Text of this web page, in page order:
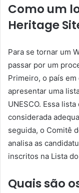
Como um
Heritage
Para se tornar um
passar por um
Primeiro, o país
apresentar uma
UNESCO. Essa
considerada
seguida, o Comitê
analisa as
inscritos na Lista
Quais são